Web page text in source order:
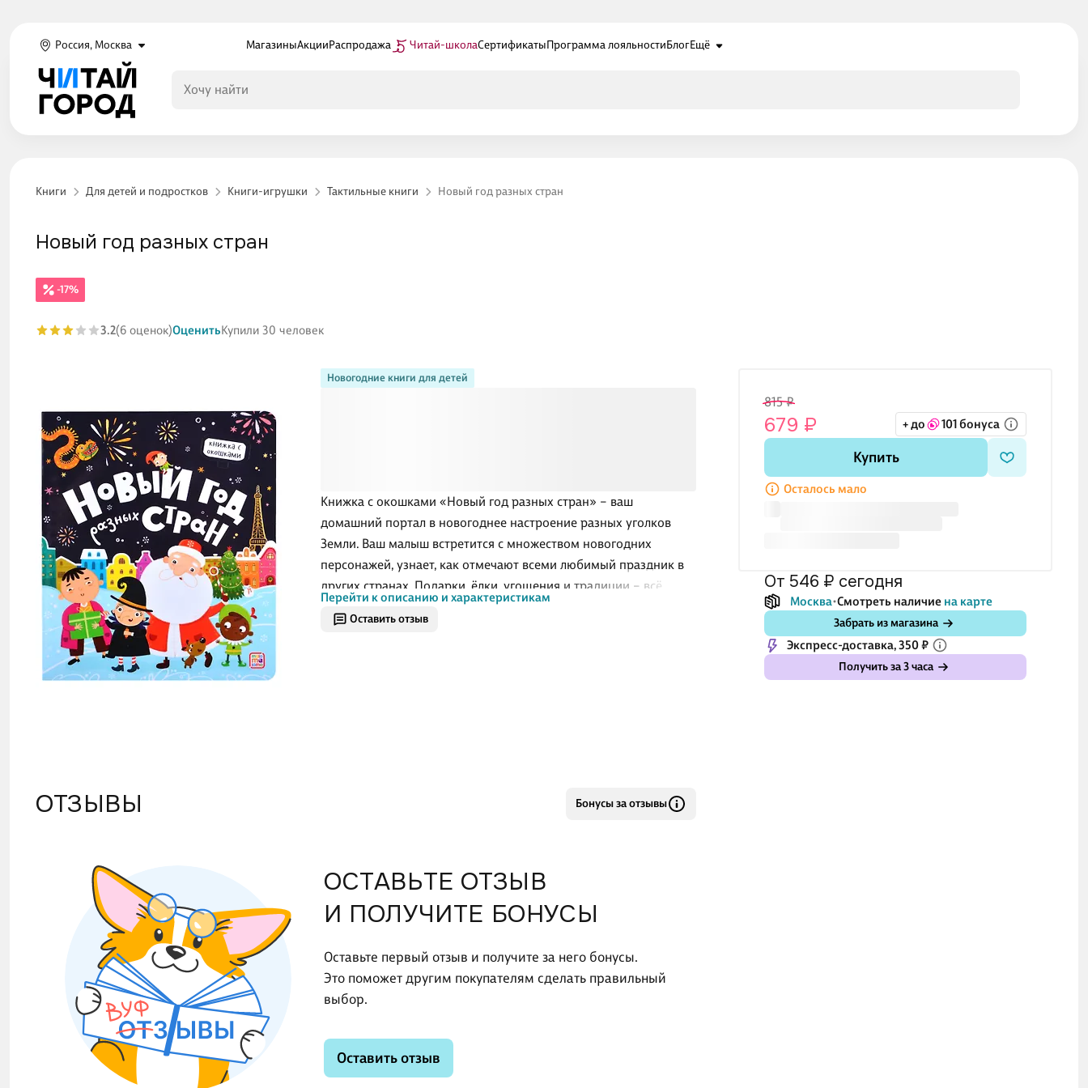
Россия, Москва МагазиныАкцииРаспродажа Читай-школаСертификатыПрограмма лояльностиБлогЕщё
Книги Для детей и подростков Книги-игрушки Тактильные книги Новый год разных стран
Оставить отзыв
Новогодние книги для детей
Книжка с окошками «Новый год разных стран» – ваш
домашний портал в новогоднее настроение разных уголков
Земли. Ваш малыш встретится с множеством новогодних
персонажей, узнает, как отмечают всеми любимый праздник в
других странах. Подарки, ёлки, угощения и традиции – всё
зимнее волшебство под обложкой книги «Новый год разных
стран» в виде окошек, красочных иллюстраций и интересных
Перейти к описанию и характеристикам
-17%
Новый год разных стран
3.2(6 оценок)ОценитьКупили 30 человек
815 ₽
679 ₽ + до 101 бонуса
Купить
Осталось мало
от 546 ₽ сегодня
Москва Смотреть наличие на карте
Забрать из магазина
Экспресс-доставка, 350 ₽
Получить за 3 часа
ОТЗЫВЫ Бонусы за отзывы
ОСТАВЬТЕ ОТЗЫВ
И ПОЛУЧИТЕ БОНУСЫ
Оставьте первый отзыв и получите за него бонусы.
Это поможет другим покупателям сделать правильный
выбор.
Оставить отзыв